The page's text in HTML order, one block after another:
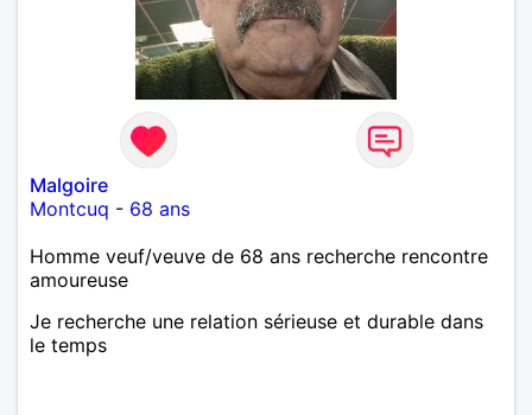
Malgoire
Montcuq - 68 ans
Homme veuf/veuve de 68 ans recherche rencontre
amoureuse
Je recherche une relation sérieuse et durable dans
le temps